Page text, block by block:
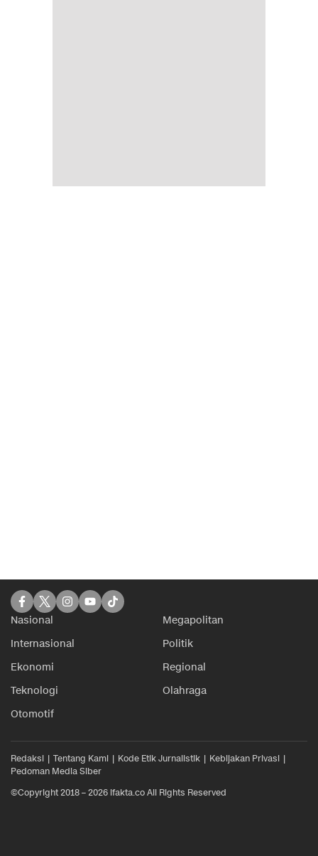
Nasional
Megapolitan
Internasional
Politik
Ekonomi
Regional
Teknologi
Olahraga
Otomotif
Redaksi Tentang Kami Kode Etik Jurnalistik
Kebijakan Privasi
Pedoman Media Siber
©Copyright 2018 – 2026 ifakta.co All Rights Reserved